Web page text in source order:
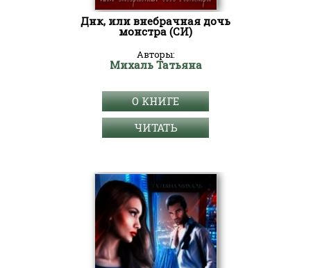
Днк, или внебрачная дочь
монстра (СИ)
Авторы:
Михаль Татьяна
О КНИГЕ
ЧИТАТЬ